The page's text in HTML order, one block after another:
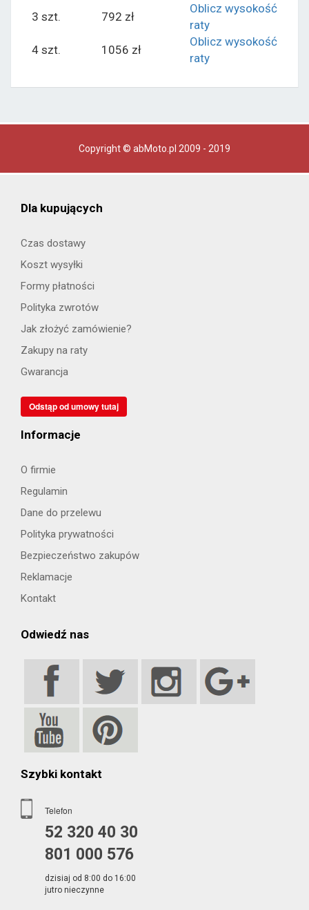
3 szt.
792 zł
Oblicz wysokość
raty
4 szt.
1056 zł
Oblicz wysokość
raty
Copyright © abMoto.pl 2009 - 2019
Dla kupujących
Czas dostawy
Koszt wysyłki
Formy płatności
Polityka zwrotów
Jak złożyć zamówienie?
Zakupy na raty
Gwarancja
Odstąp od umowy tutaj
Informacje
O firmie
Regulamin
Dane do przelewu
Polityka prywatności
Bezpieczeństwo zakupów
Reklamacje
Kontakt
Odwiedź nas
Szybki kontakt
Telefon
52 320 40 30
801 000 576
dzisiaj od 8:00 do 16:00
jutro nieczynne